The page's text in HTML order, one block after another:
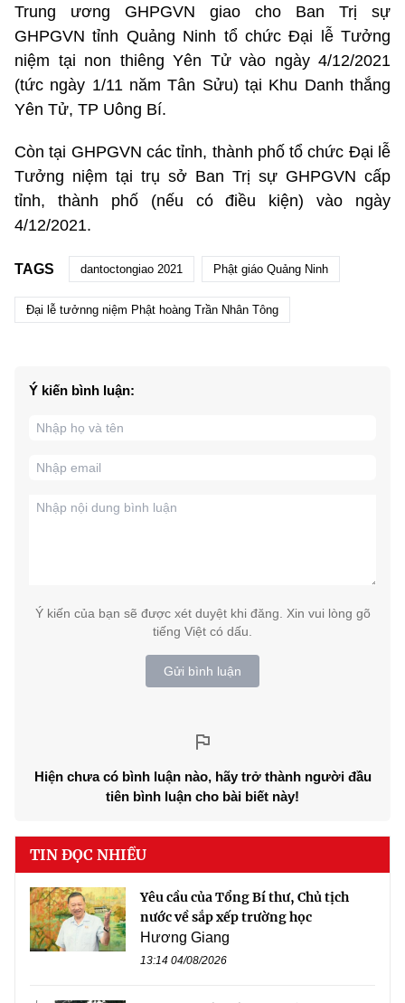
Trung ương GHPGVN giao cho Ban Trị sự
GHPGVN tỉnh Quảng Ninh tổ chức Đại lễ Tưởng
niệm tại non thiêng Yên Tử vào ngày 4/12/2021
(tức ngày 1/11 năm Tân Sửu) tại Khu Danh thắng
Yên Tử, TP Uông Bí.
Còn tại GHPGVN các tỉnh, thành phố tổ chức Đại lễ
Tưởng niệm tại trụ sở Ban Trị sự GHPGVN cấp
tỉnh, thành phố (nếu có điều kiện) vào ngày
4/12/2021.
TAGS dantoctongiao 2021 Phật giáo Quảng Ninh
Đại lễ tưởnng niệm Phật hoàng Trần Nhân Tông
Ý kiến bình luận:
Ý kiến của bạn sẽ được xét duyệt khi đăng. Xin vui lòng gõ
tiếng Việt có dấu.
Gửi bình luận
Hiện chưa có bình luận nào, hãy trở thành người đầu
tiên bình luận cho bài biết này!
TIN ĐỌC NHIỀU
Yêu cầu của Tổng Bí thư, Chủ tịch
nước về sắp xếp trường học
Hương Giang
13:14 04/08/2026